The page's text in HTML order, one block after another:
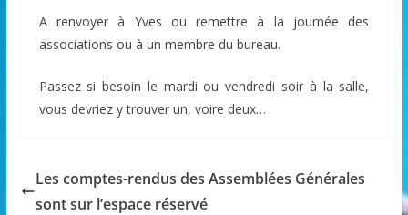
A renvoyer à Yves ou remettre à la journée des
associations ou à un membre du bureau.
Passez si besoin le mardi ou vendredi soir à la salle,
vous devriez y trouver un, voire deux…
Les comptes-rendus des Assemblées Générales
sont sur l’espace réservé